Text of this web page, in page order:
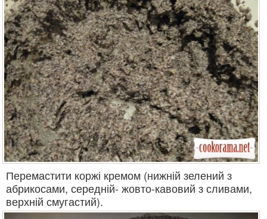
Перемастити коржі кремом (нижній зелений з
абрикосами, середній- жовто-кавовий з сливами,
верхній смугастий).